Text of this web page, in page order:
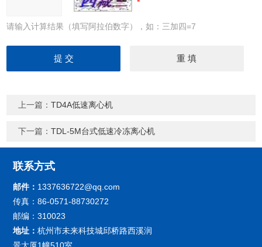
请输入计算结果（填写阿拉伯数字），如：三加四=7
上一篇：TD4A低速离心机
下一篇：TDL-5M台式低速冷冻离心机
联系方式
邮件： 1337636722@qq.com
传真：86-0571-88730272
邮编：310023
地址：杭州市未来科技城邱桥路西溪润